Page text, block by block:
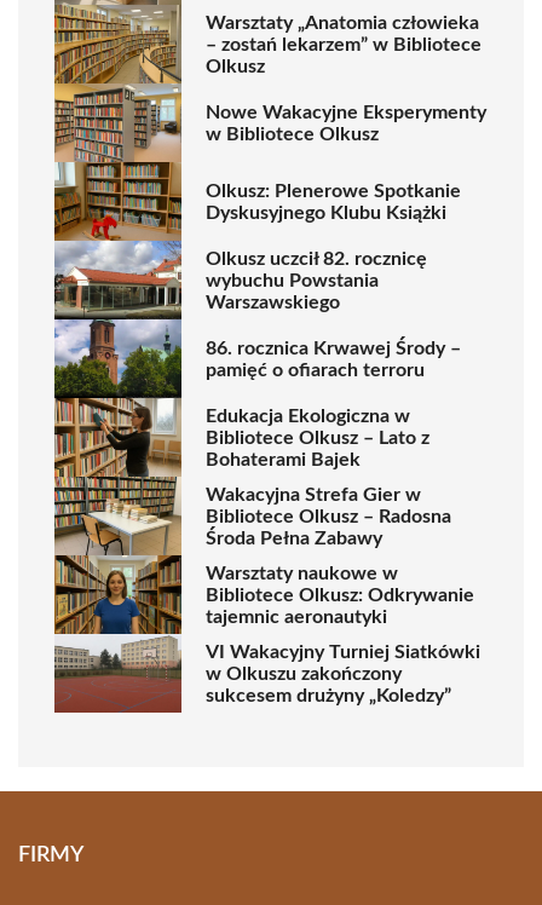
Warsztaty „Anatomia człowieka
– zostań lekarzem” w Bibliotece
Olkusz
Nowe Wakacyjne Eksperymenty
w Bibliotece Olkusz
Olkusz: Plenerowe Spotkanie
Dyskusyjnego Klubu Książki
Olkusz uczcił 82. rocznicę
wybuchu Powstania
Warszawskiego
86. rocznica Krwawej Środy –
pamięć o ofiarach terroru
Edukacja Ekologiczna w
Bibliotece Olkusz – Lato z
Bohaterami Bajek
Wakacyjna Strefa Gier w
Bibliotece Olkusz – Radosna
Środa Pełna Zabawy
Warsztaty naukowe w
Bibliotece Olkusz: Odkrywanie
tajemnic aeronautyki
VI Wakacyjny Turniej Siatkówki
w Olkuszu zakończony
sukcesem drużyny „Koledzy”
FIRMY